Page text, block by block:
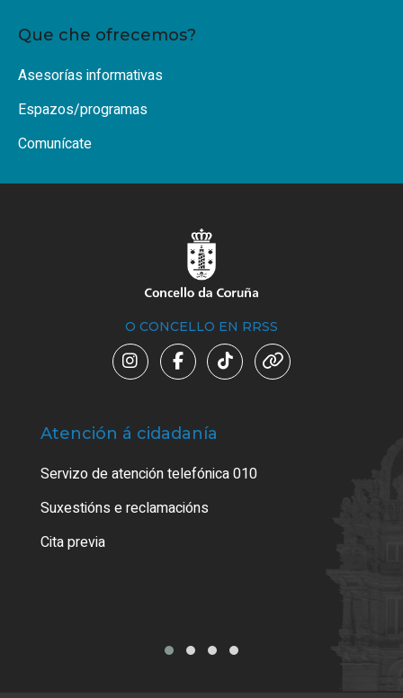
Que che ofrecemos?
Asesorías informativas
Espazos/programas
Comunícate
O CONCELLO EN RRSS
Atención á cidadanía
Servizo de atención telefónica 010
Suxestións e reclamacións
Cita previa